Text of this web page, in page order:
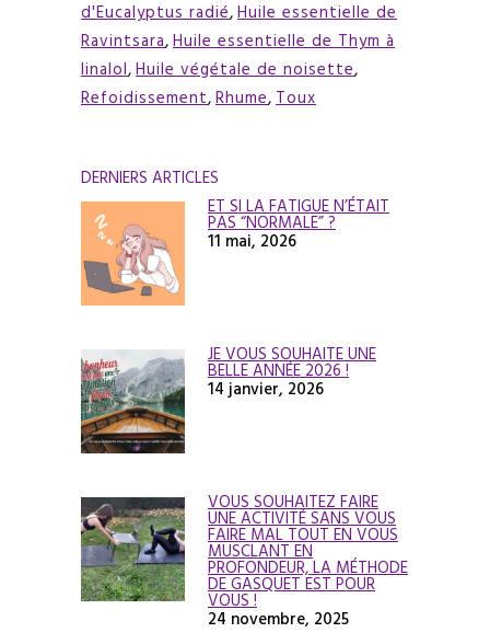
d'Eucalyptus radié,Huile essentielle de
Ravintsara,Huile essentielle de Thym à
linalol,Huile végétale de noisette,
Refoidissement,Rhume,Toux
DERNIERS ARTICLES
ET SI LA FATIGUE N’ÉTAIT
PAS “NORMALE” ?
11 mai, 2026
JE VOUS SOUHAITE UNE
BELLE ANNÉE 2026 !
14 janvier, 2026
VOUS SOUHAITEZ FAIRE
UNE ACTIVITÉ SANS VOUS
FAIRE MAL TOUT EN VOUS
MUSCLANT EN
PROFONDEUR, LA MÉTHODE
DE GASQUET EST POUR
VOUS !
24 novembre, 2025